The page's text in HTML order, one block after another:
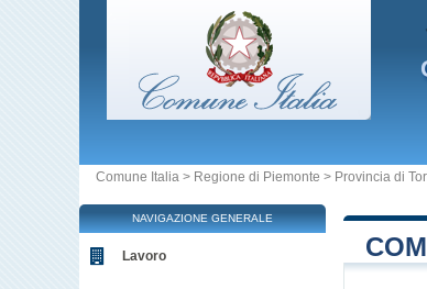
Comune Italia > Regione di Piemonte > Provincia di
NAVIGAZIONE GENERALE
Lavoro